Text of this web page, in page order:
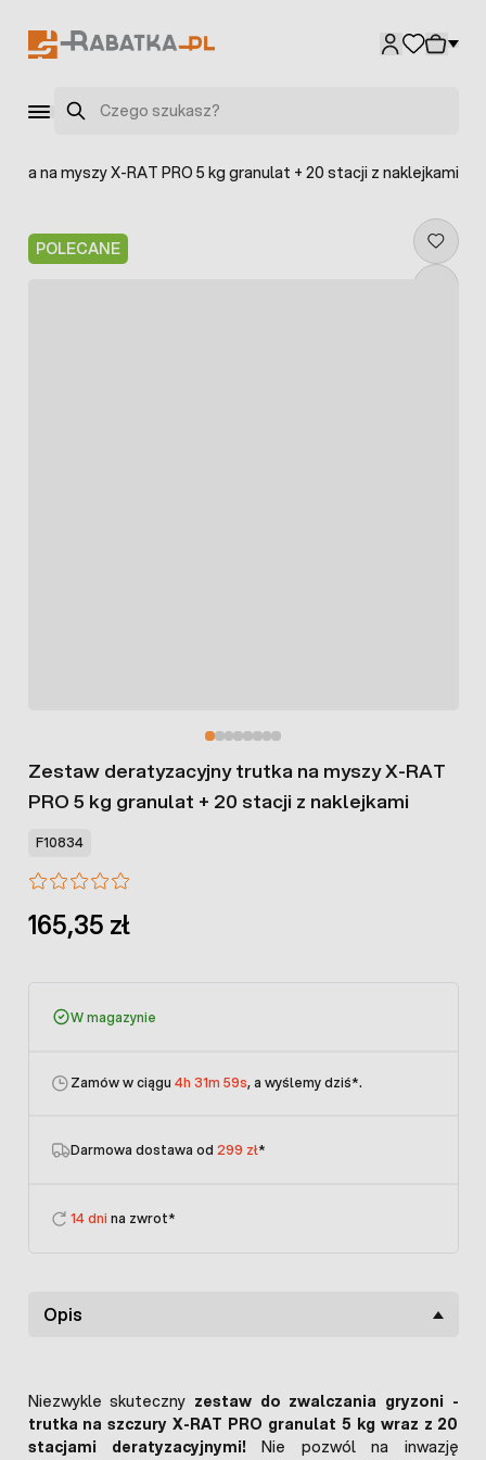
Szukaj
na myszy X-RAT PRO 5 kg granulat + 20 stacji z naklejkami
POLECANE
Zestaw deratyzacyjny trutka na myszy X-RAT
PRO 5 kg granulat + 20 stacji z naklejkami
F10834
165,35 zł
W magazynie
Zamów w ciągu 4h 31m 59s, a wyślemy dziś*.
Darmowa dostawa od 299 zł*
14 dni na zwrot*
Opis
Niezwykle skuteczny zestaw do zwalczania gryzoni -
trutka na szczury X-RAT PRO granulat 5 kg wraz z 20
stacjami deratyzacyjnymi! Nie pozwól na inwazję